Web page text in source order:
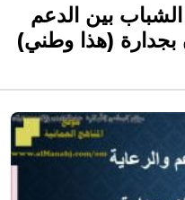
بين الدعم
بجدارة (هذا وطني)